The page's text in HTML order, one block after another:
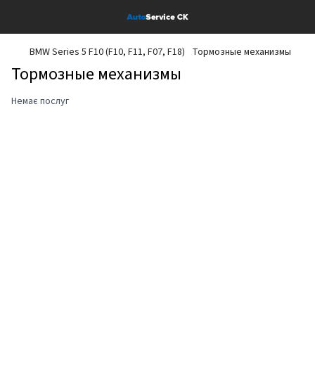
BMW Series 5 F10 (F10, F11, F07, F18) Тормозные механизмы
Тормозные механизмы
Немає послуг